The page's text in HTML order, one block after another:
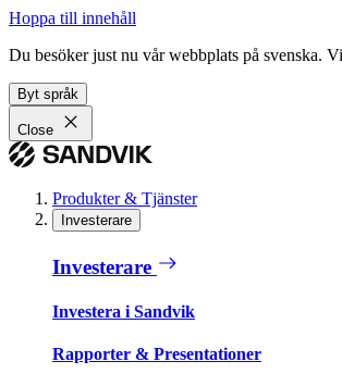
Hoppa till innehåll
Du besöker just nu vår webbplats på svenska.
Byt språk
Close
Produkter & Tjänster
Investerare
Investerare
Investera i Sandvik
Rapporter & Presentationer